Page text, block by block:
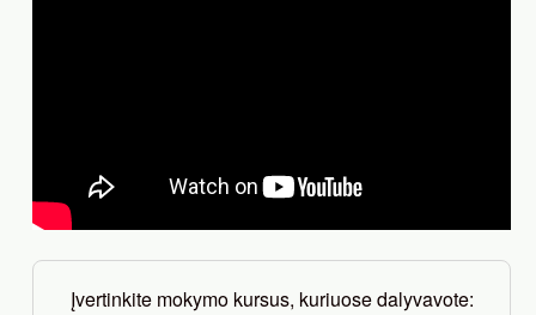
Įvertinkite mokymo kursus, kuriuose dalyvavote: